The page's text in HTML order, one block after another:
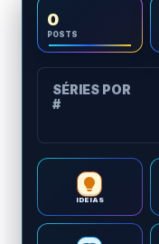
0
POSTS
SÉRIES POR
#
IDEIAS